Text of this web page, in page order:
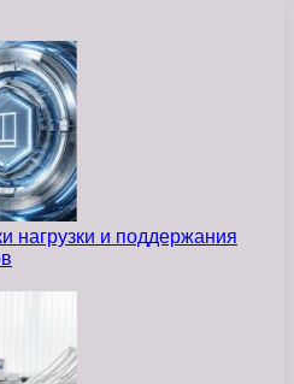
нагрузки и поддержания